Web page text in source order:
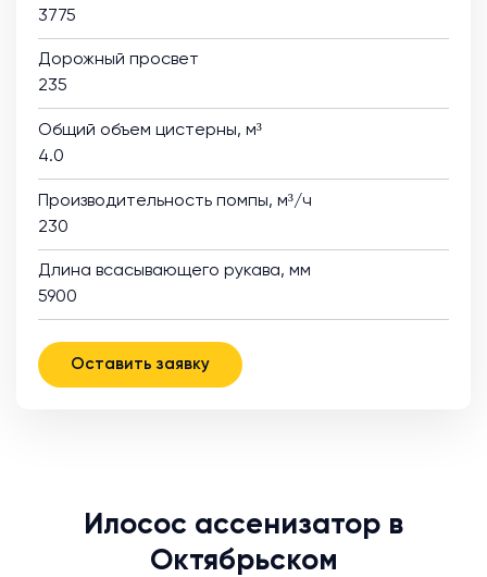
3775
Дорожный просвет
235
Общий объем цистерны, м³
4.0
Производительность помпы, м³/ч
230
Длина всасывающего рукава, мм
5900
Оставить заявку
Илосос ассенизатор в
Октябрьском